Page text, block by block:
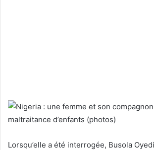
Lorsqu’elle a été interrogée, Busola